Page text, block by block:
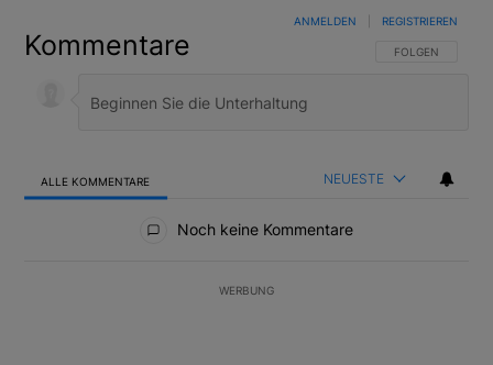
Kommentare FOLGE DIESER
FOLGEN
ANMELDEN REGISTRIEREN
ALLE KOMMENTARE NEUESTE
Noch keine Kommentare
WERBUNG